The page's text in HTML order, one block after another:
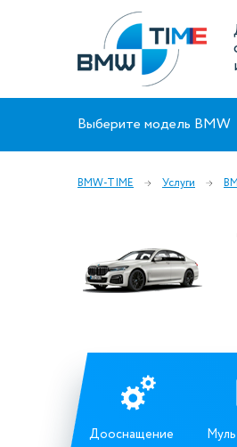
Выберите модель BMW
BMW-TIME Услуги
Дооснащение